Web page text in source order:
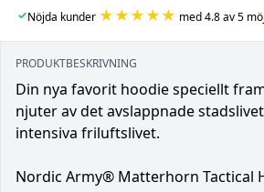
✓Nöjda kunder ★★★★★ med 4.8 av 5
PRODUKTBESKRIVNING
Din nya favorit hoodie speciellt
njuter av det avslappnade
intensiva friluftslivet.
Nordic Army® Matterhorn Tactical